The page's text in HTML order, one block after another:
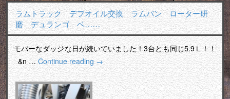
ラムトラック デフオイル交換 ラムバン ローター研
磨 デュランゴ ベ……
モパーなダッジな日が続いていました！3台とも同じ5.9Ｌ！！
&n …Continue reading→